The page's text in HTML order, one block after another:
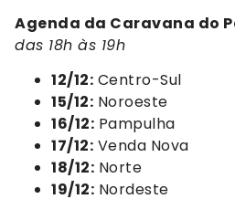
Agenda da Caravana do
das 18h às 19h
12/12: Centro-Sul
15/12: Noroeste
16/12: Pampulha
17/12: Venda Nova
18/12: Norte
19/12: Nordeste